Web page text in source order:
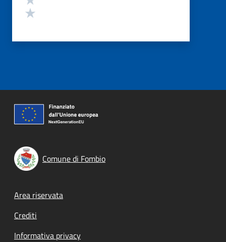
Comune di Fombio
Footer menu
Area riservata
Crediti
Informativa privacy